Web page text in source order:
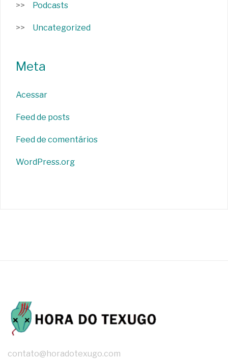
Podcasts
Uncategorized
Meta
Acessar
Feed de posts
Feed de comentários
WordPress.org
contato@horadotexugo.com